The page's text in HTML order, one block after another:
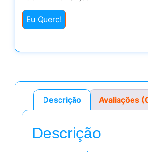
Eu Quero!
Descrição Avaliações
Descrição